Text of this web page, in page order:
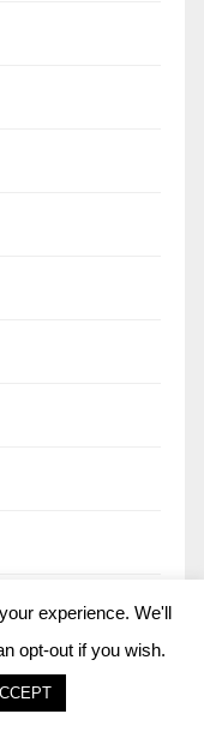
experience. We'll
opt-out if you wish.